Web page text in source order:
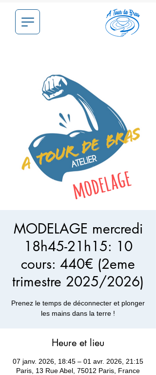
MODELAGE mercredi
18h45-21h15: 10
cours: 440€ (2eme
trimestre 2025/2026)
Prenez le temps de déconnecter et plonger
les mains dans la terre !
Heure et lieu
07 janv. 2026, 18:45 – 01 avr. 2026, 21:15
Paris, 13 Rue Abel, 75012 Paris, France